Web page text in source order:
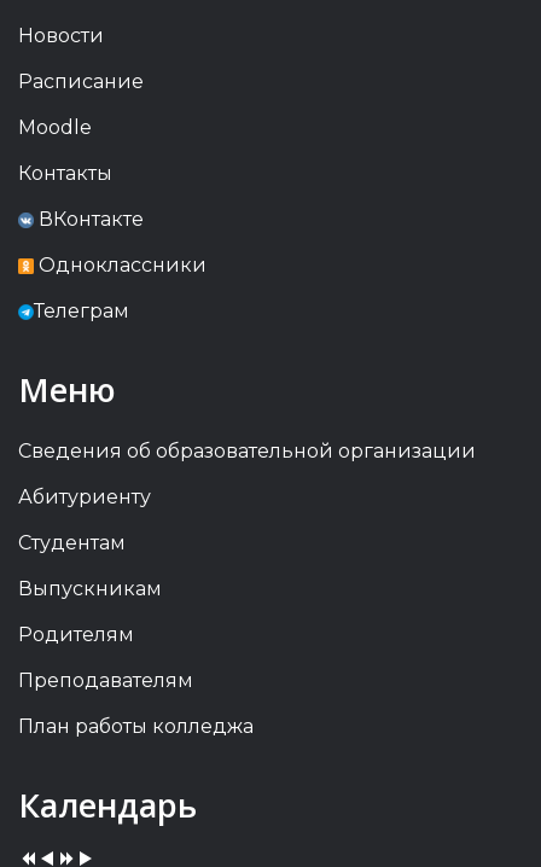
Новости
Расписание
Moodle
Контакты
ВКонтакте
Одноклассники
Телеграм
Меню
Сведения об образовательной организации
Абитуриенту
Студентам
Выпускникам
Родителям
Преподавателям
План работы колледжа
Календарь
Previous
Year
Previous
Month
YearMonth